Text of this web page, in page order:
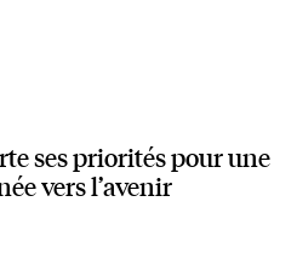
ses priorités pour une
vers l’avenir